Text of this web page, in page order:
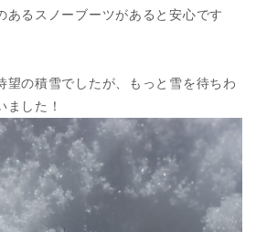
あるスノーブーツがあると安心です
望の積雪でしたが、もっと雪を待ちわ
ました！